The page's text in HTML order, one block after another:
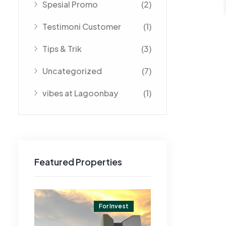
Spesial Promo (2)
Testimoni Customer (1)
Tips & Trik (3)
Uncategorized (7)
vibes at Lagoonbay (1)
Featured Properties
For Invest